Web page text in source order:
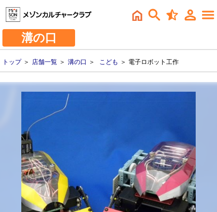
溝の口
トップ＞ 店舗一覧 ＞ 溝の口 ＞ こども ＞ 電子ロボット工作